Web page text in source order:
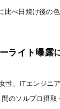
比べ日焼け後の
ライト曝露
性、ITエンジニア
間のソルプロ摂取